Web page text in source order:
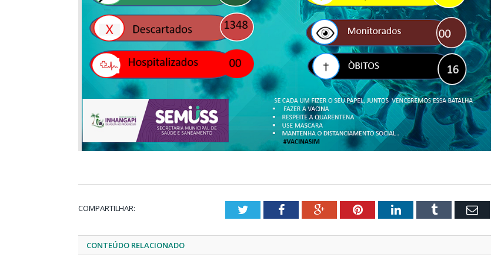
COMPARTILHAR: TwitterFacebookGoogle+PinterestLinkedInTumblr Email
CONTEÚDO RELACIONADO